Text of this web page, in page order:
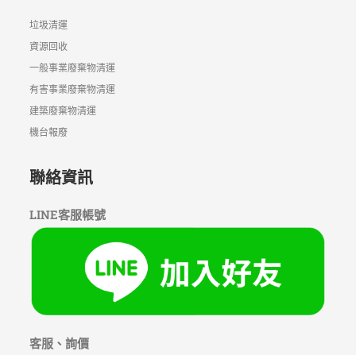
垃圾清運
資源回收
一般事業廢棄物清運
有害事業廢棄物清運
建築廢棄物清運
機台報廢
聯絡資訊
LINE客服帳號
客服、詢價